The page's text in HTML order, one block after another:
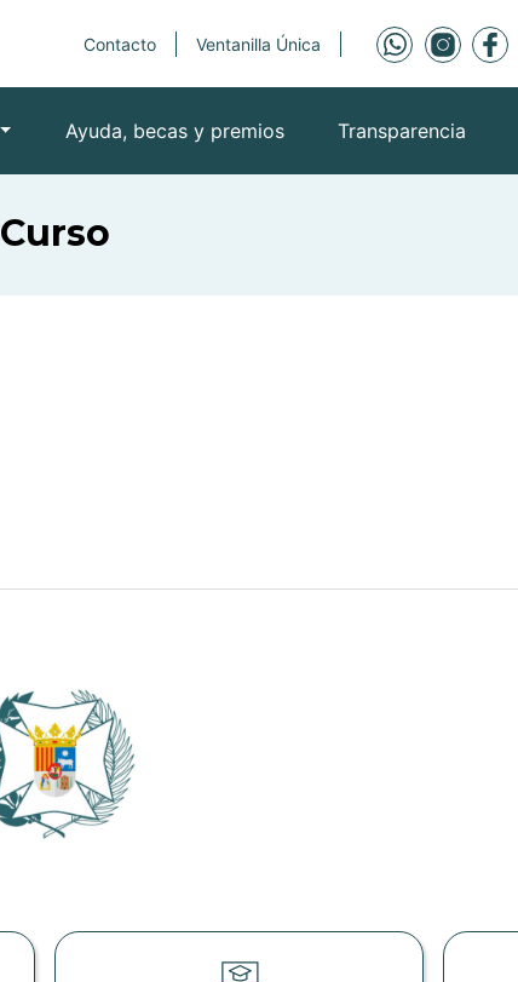
Contacto Ventanilla Única
Ayuda, becas y premios Transparencia
Curso